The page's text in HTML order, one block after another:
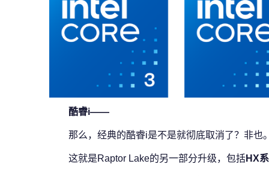
酷睿i——
那么，经典的酷睿i是不是就彻底取消了？非也
这就是Raptor Lake的另一部分升级，包括HX